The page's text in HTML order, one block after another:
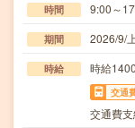
時間 9:00～
期間 2026/9/
時給 時給
交通
交通費